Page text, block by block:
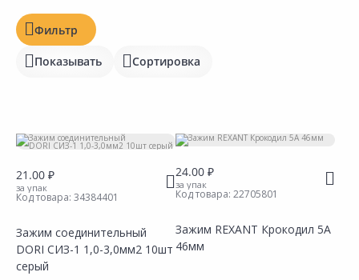
Статус
Отзывы
Тип
Фильтр
Показывать Сортировка
21.00 ₽
за упак
Код товара: 34384401
Зажим соединительный
DORI СИЗ-1 1,0-3,0мм2 10шт
серый
24.00 ₽
за упак
Код товара: 22705801
Зажим REXANT Крокодил 5А
46мм